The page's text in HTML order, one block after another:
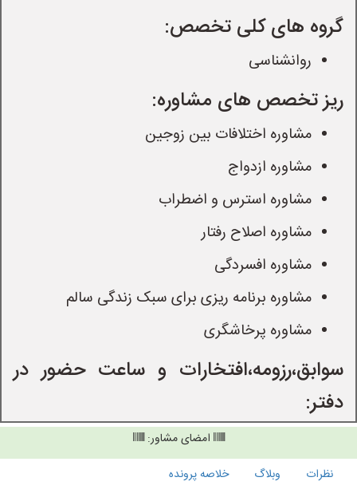
گروه های کلی تخصص:
روانشناسی
ریز تخصص های مشاوره:
مشاوره اختلافات بین زوجین
مشاوره ازدواج
مشاوره استرس و اضطراب
مشاوره اصلاح رفتار
مشاوره افسردگی
مشاوره برنامه ریزی برای سبک زندگی سالم
مشاوره پرخاشگری
سوابق،رزومه،افتخارات و ساعت حضور در
دفتر:
امضای مشاور:
نظرات
وبلاگ خلاصه پرونده